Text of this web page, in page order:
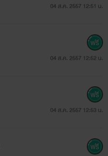
04 ส.ค. 2557 12:51 น.
04 ส.ค. 2557 12:52 น.
04 ส.ค. 2557 12:53 น.